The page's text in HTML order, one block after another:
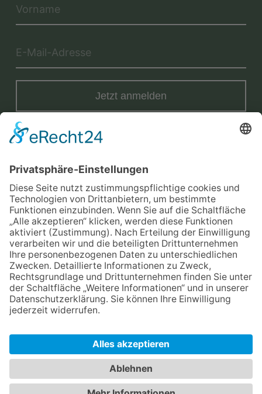
Jetzt anmelden
Mit der Eintragung in dem Newsletter erkläre ich mich mit der
Datenschutzerklärungvon Terraristik District einverstanden.
Versand
Datenschutz
AGB